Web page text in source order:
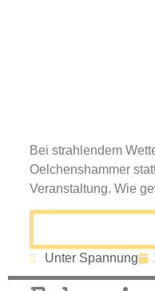
Bei strahlendem
Oelchenshammer
Veranstaltung. Wie
Unter Spannung